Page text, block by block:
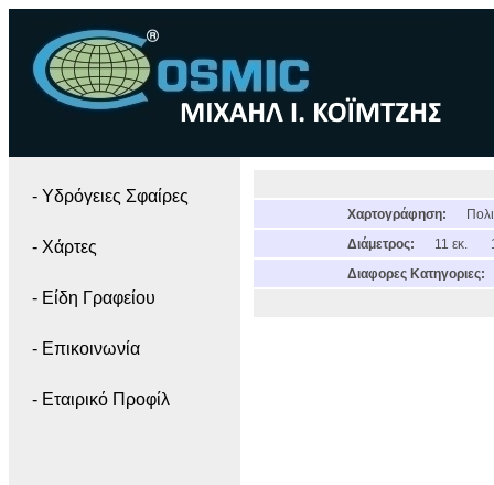
- Yδρόγειες Σφαίρες
- Χάρτες
- Είδη Γραφείου
- Επικοινωνία
- Εταιρικό Προφίλ
Χαρτογράφηση:
Διάμετρος:
11 εκ.
Διαφορες Κατηγοριες: